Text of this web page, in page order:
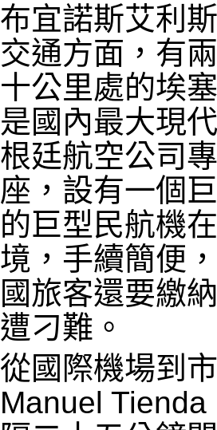
布宜諾斯艾利
交通方面，有
十公里處的埃
是國內最大現
根廷航空公司
座，設有一個
的巨型民航機
境，手續簡便
國旅客還要繳
遭刁難。
從國際機場到
Manuel